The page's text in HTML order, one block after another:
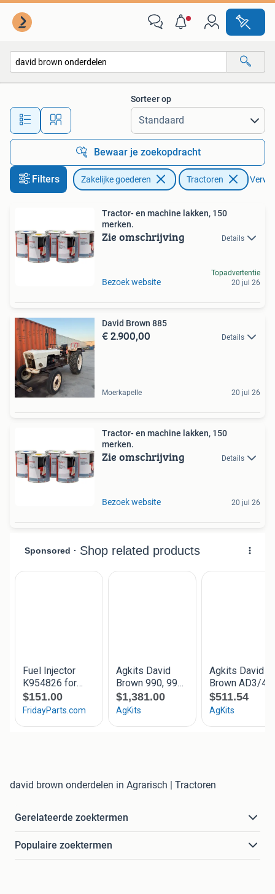
Alle afstanden…
Sorteer op
Bewaar je zoekopdracht
Filters Zakelijke goederen Tractoren
Tractor- en machine lakken, 150
merken.
Zie omschrijving Details
Bezoek website
Topadvertentie
20 jul 26
David Brown 885
€ 2.900,00 Details
Moerkapelle 20 jul 26
Tractor- en machine lakken, 150
merken.
Zie omschrijving Details
Bezoek website 20 jul 26
david brown onderdelen in Agrarisch | Tractoren
Gerelateerde zoektermen
Populaire zoektermen